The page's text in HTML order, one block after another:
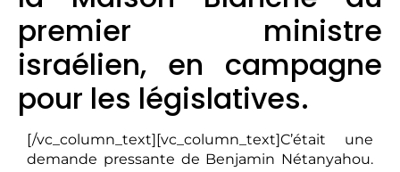
premier ministre
israélien, en campagne
pour les législatives.
[/vc_column_text][vc_column_text]C’était une
demande pressante de Benjamin Nétanyahou.